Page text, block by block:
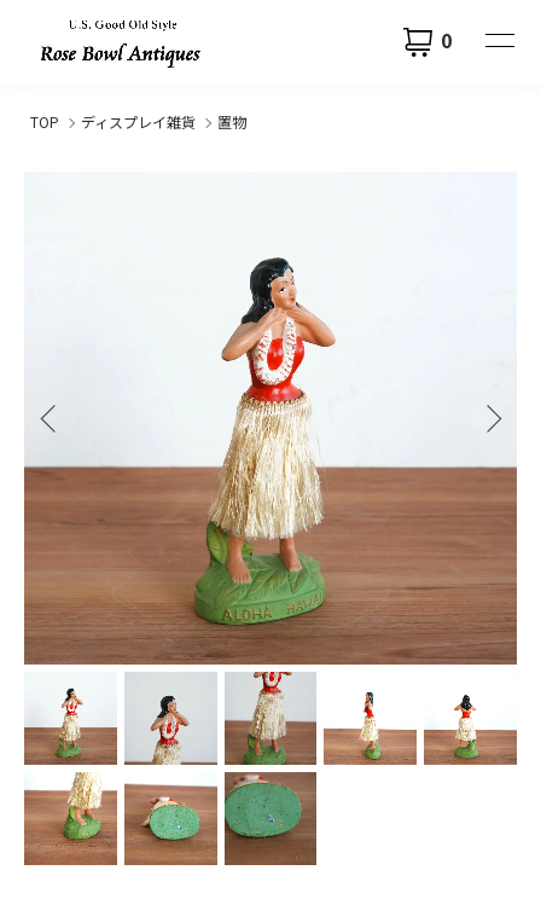
0
TOP ディスプレイ雑貨 置物